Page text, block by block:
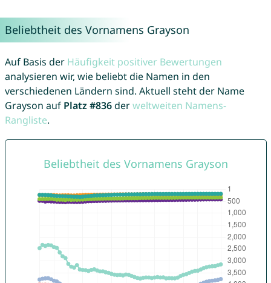
Beliebtheit des Vornamens Grayson
Auf Basis der Häufigkeit positiver Bewertungen
analysieren wir, wie beliebt die Namen in den
verschiedenen Ländern sind. Aktuell steht der Name
Grayson auf Platz #836derweltweiten Namens-
Rangliste.